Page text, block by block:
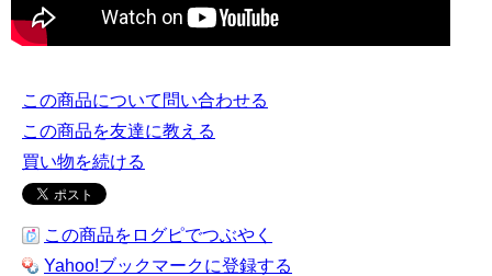
この商品について問い合わせる
この商品を友達に教える
買い物を続ける
この商品をログピでつぶやく
Yahoo!ブックマークに登録する